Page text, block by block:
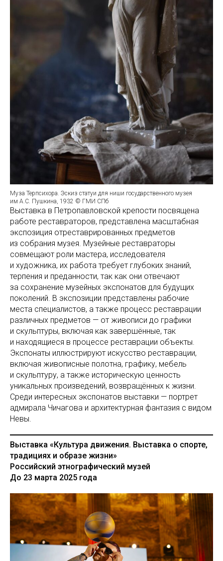
Муза Терпсихора. Эскиз статуи для ниши государственного музея
им А.С. Пушкина, 1932 © ГМИ СПб
Выставка в Петропавловской крепости посвящена
работе реставраторов, представлена масштабная
экспозиция отреставрированных предметов
из собрания музея. Музейные реставраторы
совмещают роли мастера, исследователя
и художника, их работа требует глубоких знаний,
терпения и преданности, так как они отвечают
за сохранение музейных экспонатов для будущих
поколений. В экспозиции представлены рабочие
места специалистов, а также процесс реставрации
различных предметов — от живописи до графики
и скульптуры, включая как завершённые, так
и находящиеся в процессе реставрации объекты.
Экспонаты иллюстрируют искусство реставрации,
включая живописные полотна, графику, мебель
и скульптуру, а также историческую ценность
уникальных произведений, возвращённых к жизни.
Среди интересных экспонатов выставки — портрет
адмирала Чичагова и архитектурная фантазия с видом
Невы.
Выставка «Культура движения. Выставка о спорте,
традициях и образе жизни»
Российский этнографический музей
До 23 марта 2025 года